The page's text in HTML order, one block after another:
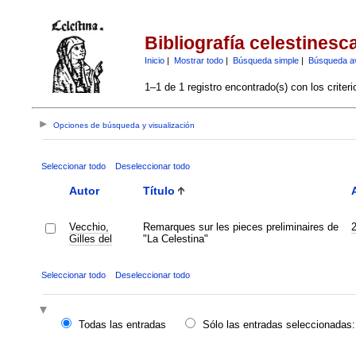
Bibliografía
Inicio| Mostrar todo| Búsqueda simple| Búsqueda
1–1 de 1 registro encontrado(s) con los
Opciones de búsqueda y visualización
Seleccionar todo Deseleccionar todo
Autor Título
Vecchio,
Gilles del
Remarques sur les pieces preliminaires de
"La Celestina"
Seleccionar todo Deseleccionar todo
Todas las entradas
Sólo las entradas seleccionadas: